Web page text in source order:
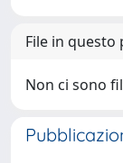
File in
Non ci sono